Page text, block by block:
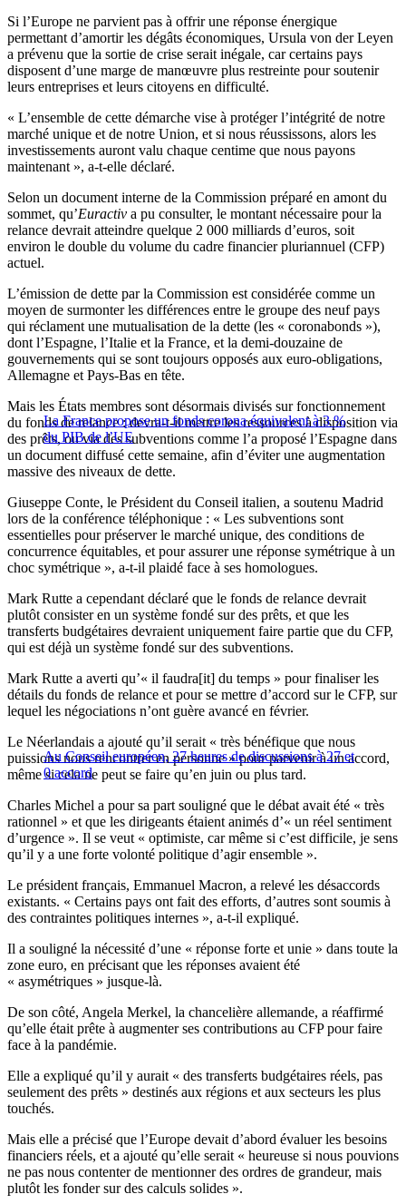
Si l’Europe ne parvient pas à offrir une réponse énergique
permettant d’amortir les dégâts économiques, Ursula von der Leyen
a prévenu que la sortie de crise serait inégale, car certains pays
disposent d’une marge de manœuvre plus restreinte pour soutenir
leurs entreprises et leurs citoyens en difficulté.
« L’ensemble de cette démarche vise à protéger l’intégrité de notre
marché unique et de notre Union, et si nous réussissons, alors les
investissements auront valu chaque centime que nous payons
maintenant », a-t-elle déclaré.
Selon un document interne de la Commission préparé en amont du
sommet, qu’Euractiv a pu consulter, le montant nécessaire pour la
relance devrait atteindre quelque 2 000 milliards d’euros, soit
environ le double du volume du cadre financier pluriannuel (CFP)
actuel.
L’émission de dette par la Commission est considérée comme un
moyen de surmonter les différences entre le groupe des neuf pays
qui réclament une mutualisation de la dette (les « coronabonds »),
dont l’Espagne, l’Italie et la France, et la demi-douzaine de
gouvernements qui se sont toujours opposés aux euro-obligations,
Allemagne et Pays-Bas en tête.
La France propose un fonds corona équivalent à 3 %
du PIB de l’UE
Mais les États membres sont désormais divisés sur fonctionnement
du fonds de relance : devra-t-il mettre les ressources à disposition via
des prêts, ou via des subventions comme l’a proposé l’Espagne dans
un document diffusé cette semaine, afin d’éviter une augmentation
massive des niveaux de dette.
Giuseppe Conte, le Président du Conseil italien, a soutenu Madrid
lors de la conférence téléphonique : « Les subventions sont
essentielles pour préserver le marché unique, des conditions de
concurrence équitables, et pour assurer une réponse symétrique à un
choc symétrique », a-t-il plaidé face à ses homologues.
Mark Rutte a cependant déclaré que le fonds de relance devrait
plutôt consister en un système fondé sur des prêts, et que les
transferts budgétaires devraient uniquement faire partie que du CFP,
qui est déjà un système fondé sur des subventions.
Mark Rutte a averti qu’« il faudra[it] du temps » pour finaliser les
détails du fonds de relance et pour se mettre d’accord sur le CFP, sur
lequel les négociations n’ont guère avancé en février.
Au Conseil européen, 27 heures de discussions à 27 et
0 accord
Le Néerlandais a ajouté qu’il serait « très bénéfique que nous
puissions nous rencontrer en personne » pour parvenir à un accord,
même si cela ne peut se faire qu’en juin ou plus tard.
Charles Michel a pour sa part souligné que le débat avait été « très
rationnel » et que les dirigeants étaient animés d’« un réel sentiment
d’urgence ». Il se veut « optimiste, car même si c’est difficile, je sens
qu’il y a une forte volonté politique d’agir ensemble ».
Le président français, Emmanuel Macron, a relevé les désaccords
existants. « Certains pays ont fait des efforts, d’autres sont soumis à
des contraintes politiques internes », a-t-il expliqué.
Il a souligné la nécessité d’une « réponse forte et unie » dans toute la
zone euro, en précisant que les réponses avaient été
« asymétriques » jusque-là.
De son côté, Angela Merkel, la chancelière allemande, a réaffirmé
qu’elle était prête à augmenter ses contributions au CFP pour faire
face à la pandémie.
Elle a expliqué qu’il y aurait « des transferts budgétaires réels, pas
seulement des prêts » destinés aux régions et aux secteurs les plus
touchés.
Mais elle a précisé que l’Europe devait d’abord évaluer les besoins
financiers réels, et a ajouté qu’elle serait « heureuse si nous pouvions
ne pas nous contenter de mentionner des ordres de grandeur, mais
plutôt les fonder sur des calculs solides ».